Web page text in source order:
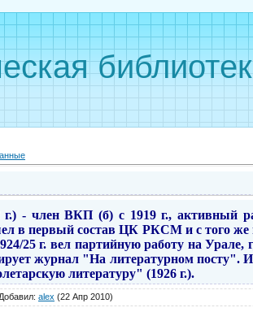
- член ВКП (б) с 1919 г., активный
в первый состав ЦК РКСМ и с того же
25 г. вел партийную работу на Урале,
журнал "На литературном
литературу" (1926 г.).
Добавил: alex (22 Апр 2010)